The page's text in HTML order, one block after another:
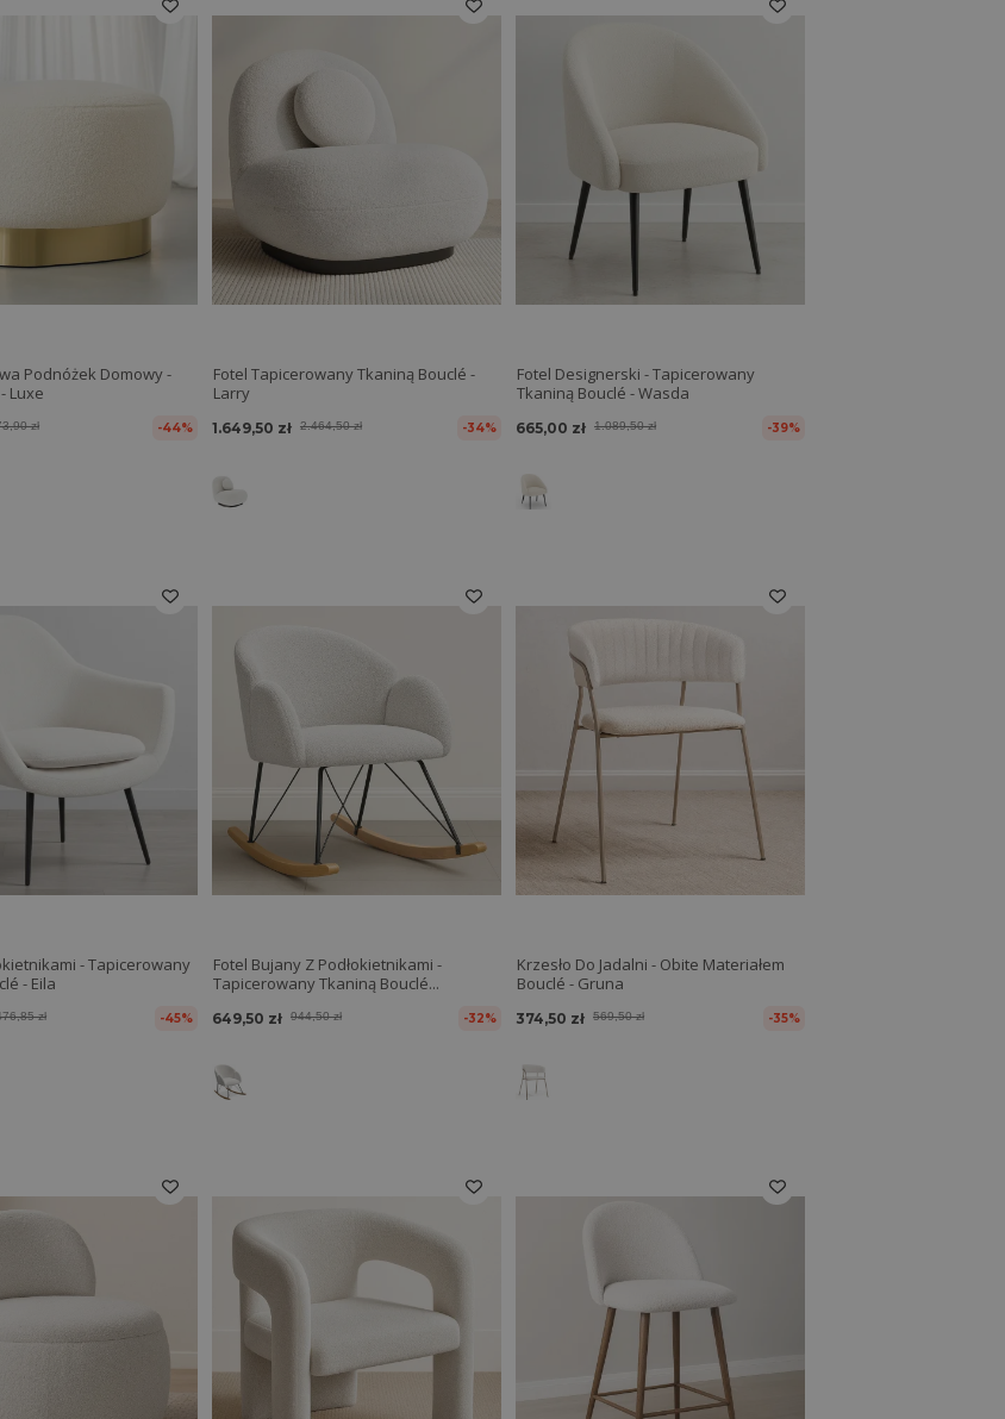
Podnóżek Domowy -
Luxe
zł -44%
Fotel Tapicerowany Tkaniną Bouclé -
Larry
1.649,50 zł 2.464,50 zł -34%
Fotel Designerski - Tapicerowany
Tkaniną Bouclé - Wasda
665,00 zł 1.089,50 zł -39%
- Tapicerowany
- Eila
zł -45%
Fotel Bujany Z Podłokietnikami -
Tapicerowany Tkaniną Bouclé...
649,50 zł 944,50 zł -32%
Krzesło Do Jadalni - Obite Materiałem
Bouclé - Gruna
374,50 zł 569,50 zł -35%